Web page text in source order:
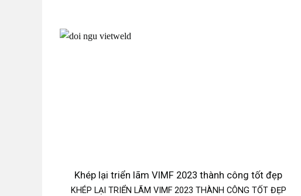
Khép lại triển lãm VIMF 2023 thành công tốt đẹp
KHÉP LẠI TRIỂN LÃM VIMF 2023 THÀNH CÔNG TỐT ĐẸP